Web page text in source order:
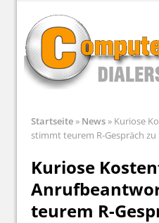
Startseite» News» Kuriose
stimmt teurem R-Gespräch zu
Kuriose
teurem R-